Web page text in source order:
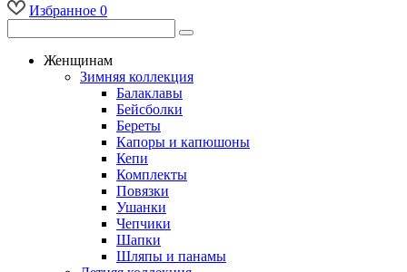
Избранное 0
Женщинам
Зимняя коллекция
Балаклавы
Бейсболки
Береты
Капоры и капюшоны
Кепи
Комплекты
Повязки
Ушанки
Чепчики
Шапки
Шляпы и панамы